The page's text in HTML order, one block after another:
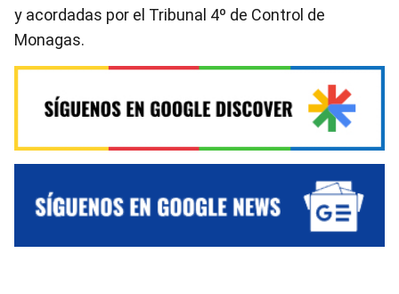
y acordadas por el Tribunal 4º de Control de
Monagas.